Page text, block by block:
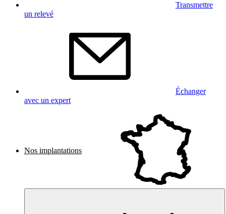
Transmettre
un relevé
Échanger
avec un expert
Nos implantations